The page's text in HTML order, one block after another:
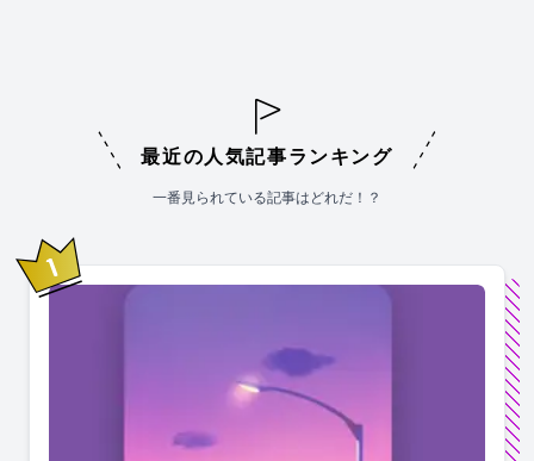
最近の人気記事ランキング
一番見られている記事はどれだ！？
1位